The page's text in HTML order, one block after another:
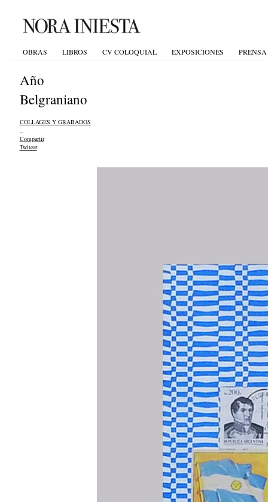
OBRAS LIBROS CV COLOQUIAL EXPOSICIONES PRENSA
Año
Belgraniano
COLLAGES Y GRABADOS
Compartir
Twitear